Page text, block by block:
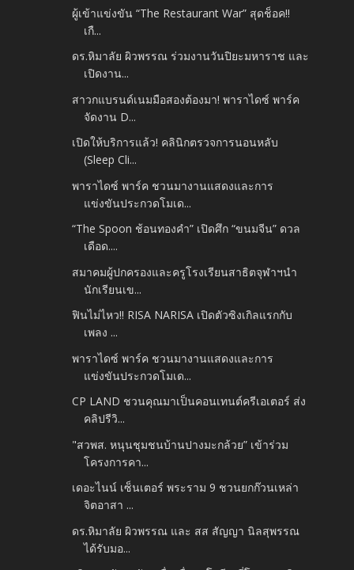
ผู้เข้าแข่งขัน “The Restaurant War” สุดช็อค!!
เกื...
ดร.หิมาลัย ผิวพรรณ ร่วมงานวันปิยะมหาราช และ
เปิดงาน...
สาวกแบรนด์เนมมือสองต้องมา! พาราไดซ์ พาร์ค
จัดงาน D...
เปิดให้บริการแล้ว! คลินิกตรวจการนอนหลับ
(Sleep Cli...
พาราไดซ์ พาร์ค ชวนมางานแสดงและการ
แข่งขันประกวดโมเด...
“The Spoon ช้อนทองคำ” เปิดศึก “ขนมจีน” ดวล
เดือด....
สมาคมผู้ปกครองและครูโรงเรียนสาธิตจุฬาฯนำ
นักเรียนเข...
ฟินไม่ไหว!! RISA NARISA เปิดตัวซิงเกิลแรกกับ
เพลง ...
พาราไดซ์ พาร์ค ชวนมางานแสดงและการ
แข่งขันประกวดโมเด...
CP LAND ชวนคุณมาเป็นคอนเทนต์ครีเอเตอร์ ส่ง
คลิปรีวิ...
"สวพส. หนุนชุมชนบ้านปางมะกล้วย” เข้าร่วม
โครงการคา...
เดอะไนน์ เซ็นเตอร์ พระราม 9 ชวนยกก๊วนเหล่า
จิตอาสา ...
ดร.หิมาลัย ผิวพรรณ และ สส สัญญา นิลสุพรรณ
ได้รับมอ...